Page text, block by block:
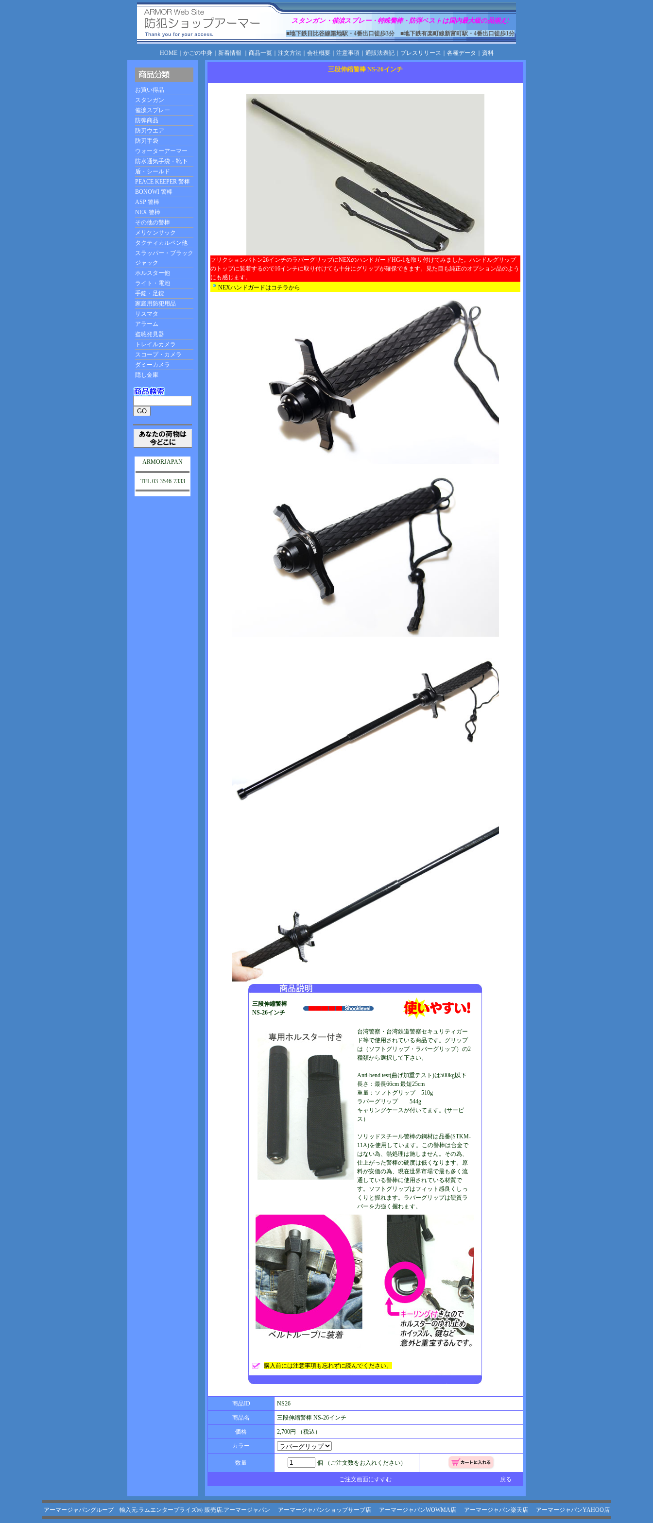
スタンガン・催涙スプレー・特殊警棒・防弾ベストは国内最大級の品揃え!
■地下鉄日比谷線築地駅・4番出口徒歩3分 ■地下鉄有楽町線新富町駅・4番出口徒歩1分
HOME｜ かごの中身｜ 新着情報 商品一覧｜ 注文方法｜ 会社概要｜ 注意事項｜ 通販法表記｜ プレスリリース 各種データ 資料
ARMORJAPAN
TEL 03-3546-7333
三段伸縮警棒 NS-26インチ
フリクションバトン26インチのラバーグリップにNEXのハンドガードHG-1を取り付けてみました。ハンドルグリップ
のトップに装着するので16インチに取り付けても十分にグリップが確保できます。見た目も純正のオプション品のよう
にも感じます。
NEXハンドガードはコチラから
三段伸縮警棒
NS-26インチ
台湾警察・台湾鉄道警察セキュリティガー
ド等で使用されている商品です。グリップ
は（ソフトグリップ・ラバーグリップ）の2
種類から選択して下さい。
Anti-bend test(曲げ加重テスト)は500kg以下
長さ：最長66cm 最短25cm
重量：ソフトグリップ 510g
ラバーグリップ 544g
キャリングケースが付いてます。(サービ
ス）
ソリッドスチール警棒の鋼材は品番(STKM-
11A)を使用しています。この警棒は合金で
はない為、熱処理は施しません。その為、
仕上がった警棒の硬度は低くなります。原
料が安価の為、現在世界市場で最も多く流
通している警棒に使用されている材質で
す。ソフトグリップはフィット感良くしっ
くりと握れます。ラバーグリップは硬質ラ
バーを力強く握れます。
購入前には注意事項も忘れずに読んでください。
商品ID NS26
商品名 三段伸縮警棒 NS-26インチ
価格 2,700円 （税込）
カラー
数量 個 （ご注文数をお入れください）
ご注文画面にすすむ 戻る
アーマージャパングループ 輸入元:ラムエンタープライズ㈱ 販売店:アーマージャパン アーマージャパンショップサーブ店 アーマージャパンWOWMA店 アーマージャパン楽天店 アーマージャパンYAHOO店